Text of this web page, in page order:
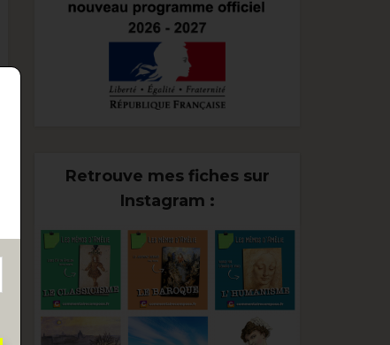
Retrouve mes fiches sur
Instagram :